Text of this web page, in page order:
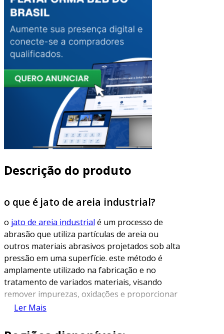
Descrição do produto
o que é jato de areia industrial?
o jato de areia industrial é um processo de
abrasão que utiliza partículas de areia ou
outros materiais abrasivos projetados sob alta
pressão em uma superfície. este método é
amplamente utilizado na fabricação e no
tratamento de variados materiais, visando
remover impurezas, oxidações e proporcionar
um acabamento superior. o funcionamento do
gerada por um compressor, que canaliza o
Ler Mais